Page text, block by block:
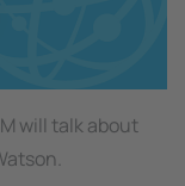
will talk about